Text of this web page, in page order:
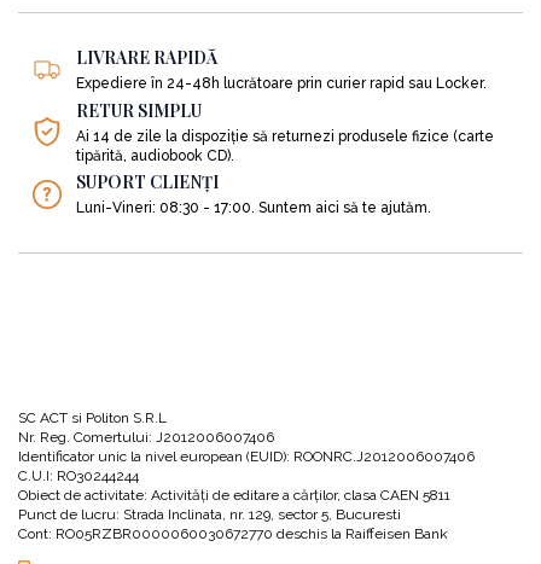
LIVRARE RAPIDĂ
Expediere în 24-48h lucrătoare prin curier rapid sau Locker.
RETUR SIMPLU
Ai 14 de zile la dispoziție să returnezi produsele fizice (carte
tipărită, audiobook CD).
SUPORT CLIENȚI
Luni-Vineri: 08:30 - 17:00. Suntem aici să te ajutăm.
SC ACT si Politon S.R.L
Nr. Reg. Comertului: J2012006007406
Identificator unic la nivel european (EUID): ROONRC.J2012006007406
C.U.I: RO30244244
Obiect de activitate: Activităţi de editare a cărţilor, clasa CAEN 5811
Punct de lucru: Strada Inclinata, nr. 129, sector 5, Bucuresti
Cont: RO05RZBR0000060030672770 deschis la Raiffeisen Bank